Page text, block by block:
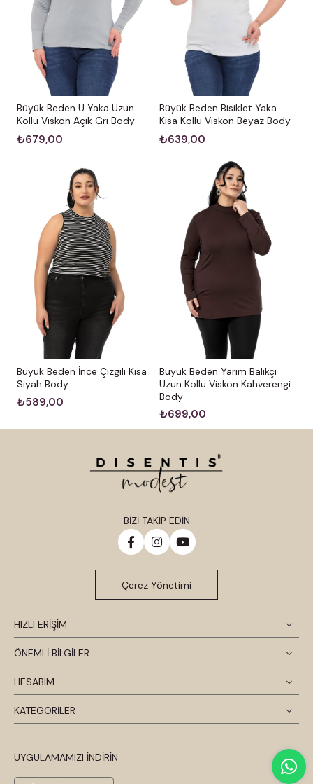
Büyük Beden U Yaka Uzun
Kollu Viskon Açık Gri Body
₺679,00
Büyük Beden Bisiklet Yaka
Kısa Kollu Viskon Beyaz Body
₺639,00
Büyük Beden İnce Çizgili Kısa
Siyah Body
₺589,00
Büyük Beden Yarım Balıkçı
Uzun Kollu Viskon Kahverengi
Body
₺699,00
HIZLI ERİŞİM
ÖNEMLİ BİLGİLER
HESABIM
KATEGORİLER
UYGULAMAMIZI İNDİRİN
BİZİ TAKİP EDİN
Çerez Yönetimi